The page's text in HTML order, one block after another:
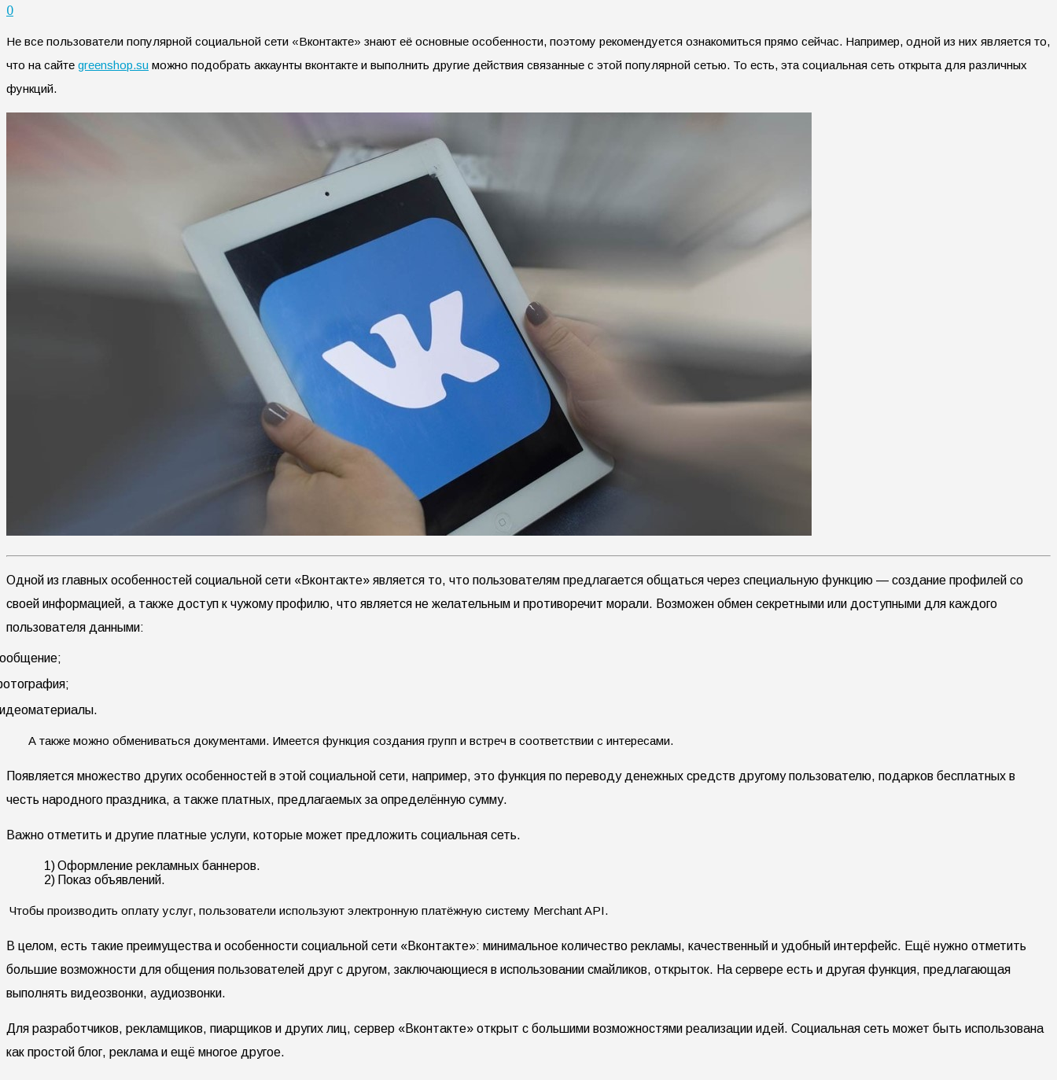
0
Не все пользователи популярной социальной сети «Вконтакте» знают её основные особенности, поэтому рекомендуется ознакомиться прямо сейчас. Например, одной из них является то,
что на сайте greenshop.su можно подобрать аккаунты вконтакте и выполнить другие действия связанные с этой популярной сетью. То есть, эта социальная сеть открыта для различных
функций.
Одной из главных особенностей социальной сети «Вконтакте» является то, что пользователям предлагается общаться через специальную функцию — создание профилей со
своей информацией, а также доступ к чужому профилю, что является не желательным и противоречит морали. Возможен обмен секретными или доступными для каждого
пользователя данными:
А также можно обмениваться документами. Имеется функция создания групп и встреч в соответствии с интересами.
Появляется множество других особенностей в этой социальной сети, например, это функция по переводу денежных средств другому пользователю, подарков бесплатных в
честь народного праздника, а также платных, предлагаемых за определённую сумму.
Важно отметить и другие платные услуги, которые может предложить социальная сеть.
1)Оформление рекламных баннеров.
2) Показ объявлений.
Чтобы производить оплату услуг, пользователи используют электронную платёжную систему Merchant API.
В целом, есть такие преимущества и особенности социальной сети «Вконтакте»: минимальное количество рекламы, качественный и удобный интерфейс. Ещё нужно отметить
большие возможности для общения пользователей друг с другом, заключающиеся в использовании смайликов, открыток. На сервере есть и другая функция, предлагающая
выполнять видеозвонки, аудиозвонки.
Для разработчиков, рекламщиков, пиарщиков и других лиц, сервер «Вконтакте» открыт с большими возможностями реализации идей. Социальная сеть может быть использована
как простой блог, реклама и ещё многое другое.